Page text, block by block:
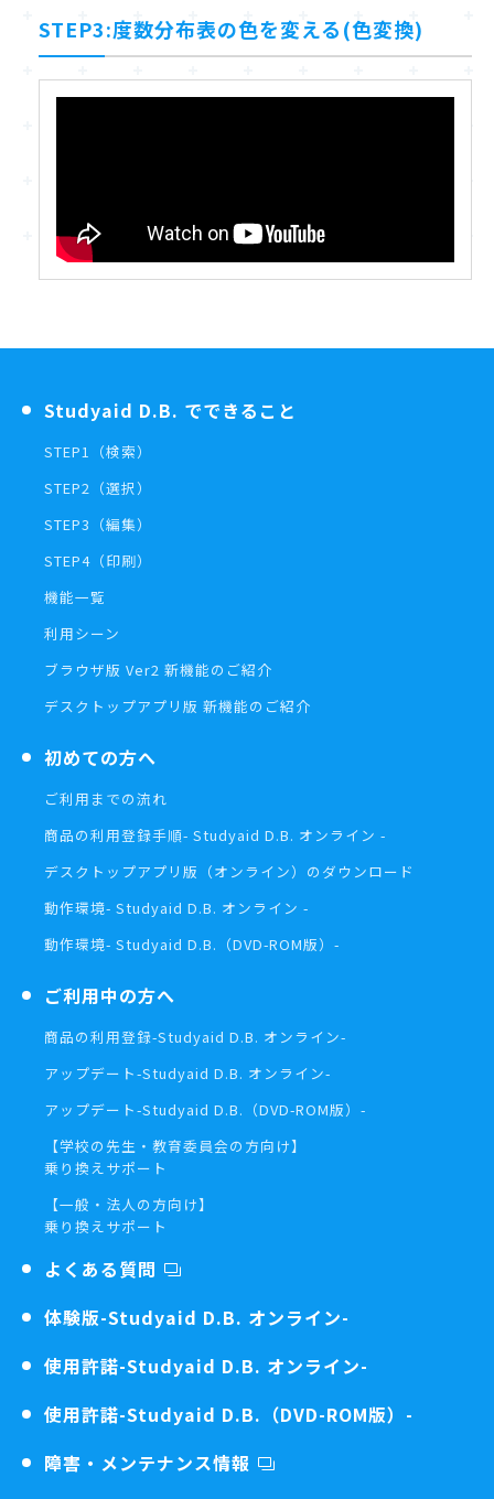
STEP3:度数分布表の色を変える(色変換)
Studyaid D.B. でできること
STEP1（検索）
STEP2（選択）
STEP3（編集）
STEP4（印刷）
機能一覧
利用シーン
ブラウザ版 Ver2 新機能のご紹介
デスクトップアプリ版 新機能のご紹介
初めての方へ
ご利用までの流れ
商品の利用登録手順- Studyaid D.B. オンライン -
デスクトップアプリ版（オンライン）の ダウンロード
動作環境- Studyaid D.B. オンライン -
動作環境- Studyaid D.B.（DVD-ROM版）-
ご利用中の方へ
商品の利用登録-Studyaid D.B. オンライン-
アップデート-Studyaid D.B. オンライン-
アップデート-Studyaid D.B.（DVD-ROM版）-
【学校の先生・教育委員会の方向け】
乗り換えサポート
【一般・法人の方向け】
乗り換えサポート
よくある質問
体験版-Studyaid D.B. オンライン-
使用許諾-Studyaid D.B. オンライン-
使用許諾-Studyaid D.B.（DVD-ROM版）-
障害・メンテナンス情報